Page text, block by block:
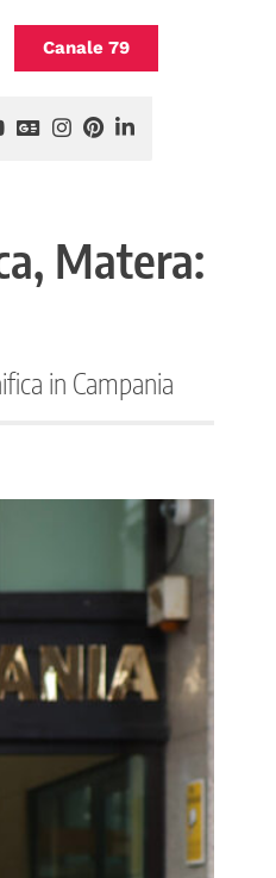
Canale 79
Matera:
in Campania